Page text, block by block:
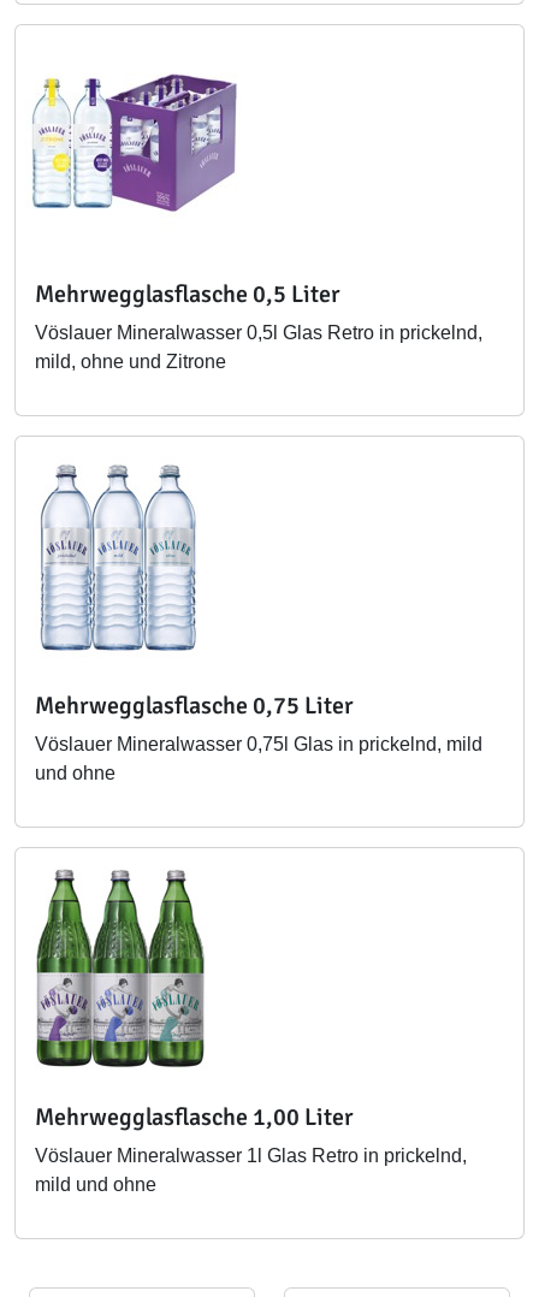
Mehrwegglasflasche 0,5 Liter
Vöslauer Mineralwasser 0,5l Glas Retro in prickelnd,
mild, ohne und Zitrone
Mehrwegglasflasche 0,75 Liter
Vöslauer Mineralwasser 0,75l Glas in prickelnd, mild
und ohne
Mehrwegglasflasche 1,00 Liter
Vöslauer Mineralwasser 1l Glas Retro in prickelnd,
mild und ohne